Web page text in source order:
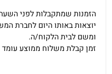
הזמנות שמתקבלות לפני השעה 12
יוצאות באותו היום לחברת
ומשם לבית הלקוח/ה.
זמן קבלת משלוח ממוצע עומד על 3-5 ימי